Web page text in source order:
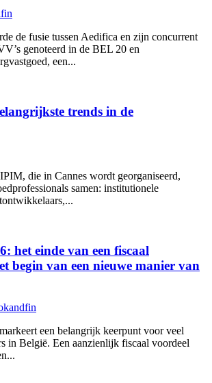
de fusie tussen Aedifica en zijn concurrent
genoteerd in de BEL 20 en
een...
trends in de
die in Cannes wordt georganiseerd,
samen: institutionele
het einde van een fiscaal
begin van een nieuwe manier van
een belangrijk keerpunt voor veel
in België. Een aanzienlijk fiscaal voordeel